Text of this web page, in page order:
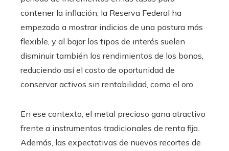
contener la inflación, la Reserva Federal ha
empezado a mostrar indicios de una postura más
flexible, y al bajar los tipos de interés suelen
disminuir también los rendimientos de los bonos,
reduciendo así el costo de oportunidad de
conservar activos sin rentabilidad, como el oro.
En ese contexto, el metal precioso gana atractivo
frente a instrumentos tradicionales de renta fija.
Además, las expectativas de nuevos recortes de